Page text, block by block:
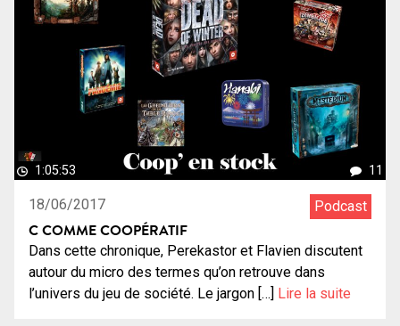
1:05:53 11
18/06/2017 Podcast
C COMME COOPÉRATIF
Dans cette chronique, Perekastor et Flavien discutent
autour du micro des termes qu’on retrouve dans
l’univers du jeu de société. Le jargon […]
Lire la suite